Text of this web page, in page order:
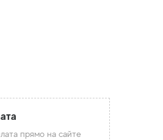
прямо на сайте